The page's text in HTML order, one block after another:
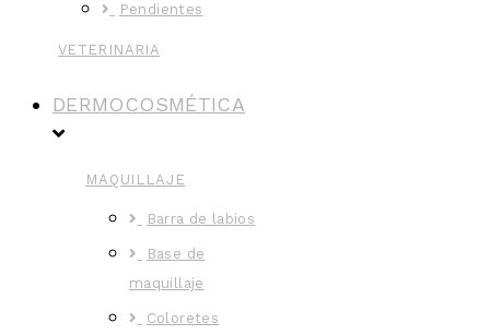
Pendientes
VETERINARIA
DERMOCOSMÉTICA
MAQUILLAJE
Barra de labios
Base de
maquillaje
Coloretes